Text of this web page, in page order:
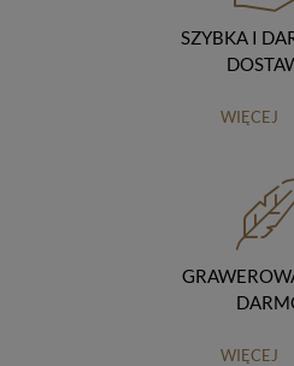
Twoje dane przechowujemy do
udzielonej przez Ciebie zgody.
otrzymania ich kopii, prawo do
(poprawiania) swoich danych,
abyśmy przetwarzali Twoje
abyśmy je usunęli), prawo do
przetwarzania danych
ograniczyli przetwarzanie
wyłącznie do ich
mamy nieprawidłowe dane na
sprzeciwu wobec
SZYBKA I
WIĘCEJ
WIĘCEJ